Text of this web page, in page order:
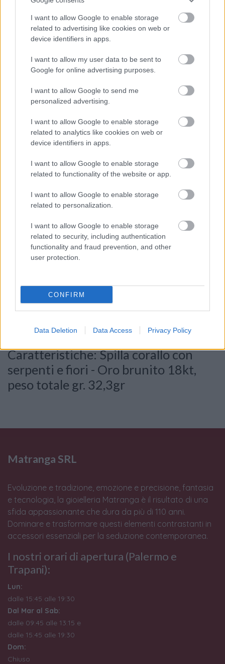
I want to allow Google to enable storage
related to advertising like cookies on web or
device identifiers in apps.
I want to allow my user data to be sent to
Google for online advertising purposes.
I want to allow Google to send me
personalized advertising.
I want to allow Google to enable storage
related to analytics like cookies on web or
device identifiers in apps.
I want to allow Google to enable storage
related to functionality of the website or app.
I want to allow Google to enable storage
related to personalization.
I want to allow Google to enable storage
related to security, including authentication
functionality and fraud prevention, and other
user protection.
CONFIRM
Data Deletion Data Access Privacy Policy
Cognome e Nome *
*
La tua richiesta *
Caratteristiche: Spilla corallo con
serpenti e fiori - Oro brunito 18kt,
peso totale gr. 32,3gr
Matranga SRL
Evoluzione e tradizione, emozione e precisione, fantasia
e tecnologia, la gioielleria Matranga è il risultato di una
sfida appassionante che dura da più di 110 anni.
Dominare e trasformare questi elementi contrastanti in
accessori essenziali per la seduzione contemporanea.
I nostri orari di apertura (Palermo e
Trapani):
Lun:
dalle 15:45 alle 19:30
Dal Mar al Sab:
dalle 09:45 alle 13:15 e
dalle 15:45 alle 19:30
Dom:
Chiuso